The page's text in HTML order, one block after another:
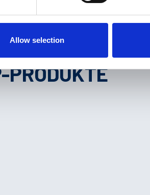
Allow selection
PRODUKTE